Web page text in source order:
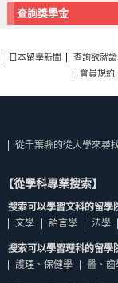
查詢獎學金
日本留學新聞 查詢欲就
會員規約
從千葉縣的從大學來尋
【從學科專業搜索】
搜索可以學習文科的留學
文學
語言學 法學
搜索可以學習理科的留學
護理、保健學
醫、齒